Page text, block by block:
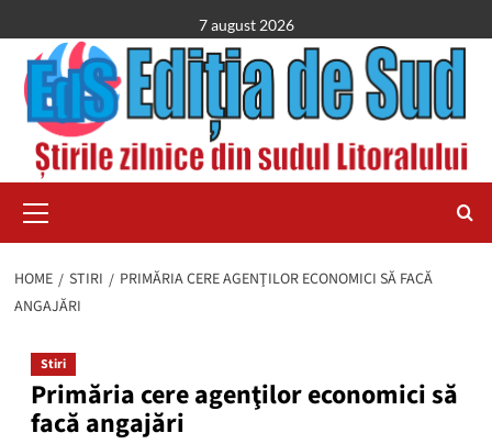
to
content
7 august 2026
Menu
HOME STIRI
PRIMĂRIA CERE AGENŢILOR ECONOMICI SĂ FACĂ
ANGAJĂRI
Stiri
Primăria cere agenţilor economici să
facă angajări